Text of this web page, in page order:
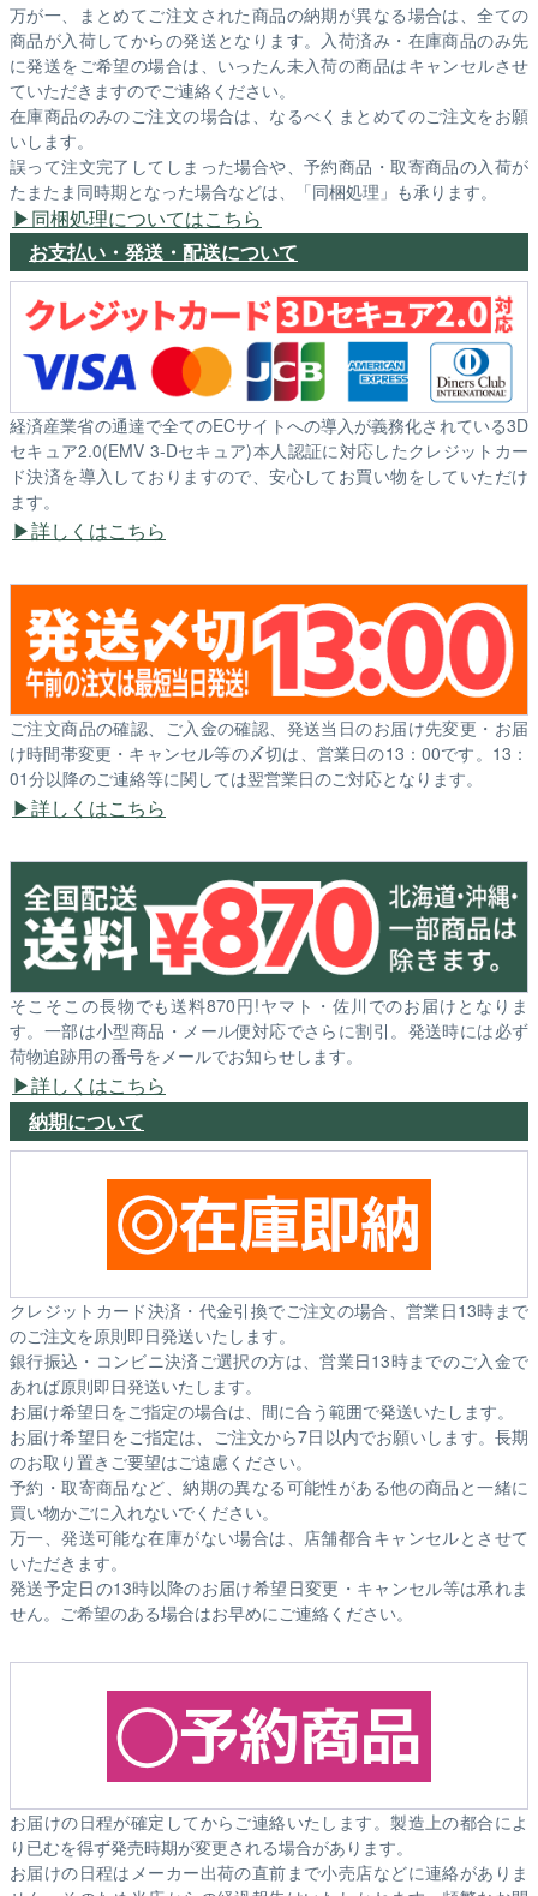
万が一、まとめてご注文された商品の納期が異なる場合は、全ての
商品が入荷してからの発送となります。入荷済み・在庫商品のみ先
に発送をご希望の場合は、いったん未入荷の商品はキャンセルさせ
ていただきますのでご連絡ください。
在庫商品のみのご注文の場合は、なるべくまとめてのご注文をお願
いします。
誤って注文完了してしまった場合や、予約商品・取寄商品の入荷が
たまたま同時期となった場合などは、「同梱処理」も承ります。
同梱処理についてはこちら
お支払い・発送・配送について
経済産業省の通達で全てのECサイトへの導入が義務化されている3D
セキュア2.0(EMV 3-Dセキュア)本人認証に対応したクレジットカー
ド決済を導入しておりますので、安心してお買い物をしていただけ
ます。
詳しくはこちら
ご注文商品の確認、ご入金の確認、発送当日のお届け先変更・お届
け時間帯変更・キャンセル等の〆切は、営業日の13：00です。13：
01分以降のご連絡等に関しては翌営業日のご対応となります。
詳しくはこちら
そこそこの長物でも送料870円!ヤマト・佐川でのお届けとなりま
す。一部は小型商品・メール便対応でさらに割引。発送時には必ず
荷物追跡用の番号をメールでお知らせします。
詳しくはこちら
納期について
クレジットカード決済・代金引換でご注文の場合、営業日13時まで
のご注文を原則即日発送いたします。
銀行振込・コンビニ決済ご選択の方は、営業日13時までのご入金で
あれば原則即日発送いたします。
お届け希望日をご指定の場合は、間に合う範囲で発送いたします。
お届け希望日をご指定は、ご注文から7日以内でお願いします。長期
のお取り置きご要望はご遠慮ください。
予約・取寄商品など、納期の異なる可能性がある他の商品と一緒に
買い物かごに入れないでください。
万一、発送可能な在庫がない場合は、店舗都合キャンセルとさせて
いただきます。
発送予定日の13時以降のお届け希望日変更・キャンセル等は承れま
せん。ご希望のある場合はお早めにご連絡ください。
お届けの日程が確定してからご連絡いたします。製造上の都合によ
り已むを得ず発売時期が変更される場合があります。
お届けの日程はメーカー出荷の直前まで小売店などに連絡がありま